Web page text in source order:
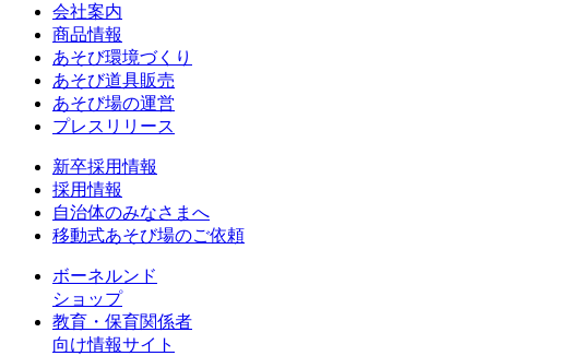
会社案内
商品情報
あそび環境づくり
あそび道具販売
あそび場の運営
プレスリリース
新卒採用情報
採用情報
自治体のみなさまへ
移動式あそび場のご依頼
ボーネルンド
ショップ
教育・保育関係者
向け情報サイト